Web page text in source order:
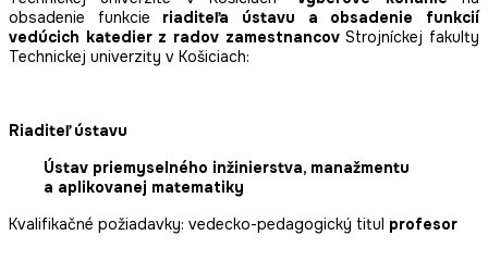
obsadenie funkcie riaditeľa ústavu a obsadenie funkcií
vedúcich katedier z radov zamestnancovStrojníckej fakulty
Technickej univerzity v Košiciach:
Riaditeľ ústavu
Ústav priemyselného inžinierstva, manažmentu
a aplikovanej matematiky
Kvalifikačné požiadavky: vedecko-pedagogický titul profesor